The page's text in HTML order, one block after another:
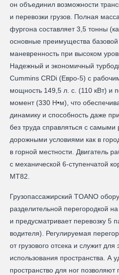
он объединил возможности
и перевозки грузов. Полная
фургона составляет 3,5 тонны
основные преимущества
маневренность при высоком
Надежный и экономичный
Cummins CRDi (Евро-5) с
мощность 149,5 л. с. (110 кВт) и
момент (330 Н•м), что
динамику и способность даже
без труда справляться с самыми
дорожными условиями как в
в горной местности. Двигатель
с механической 6-ступенчатой
MT82.
Грузопассажирский TOANO
разделительной перегородкой
и предусматривает перевозку 5
водителя). Регулируемая
от грузового отсека и служит
использования пространства. А
пространство для ног